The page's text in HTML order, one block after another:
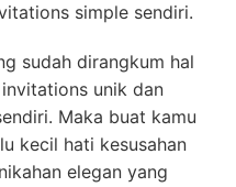
simple sendiri.
sudah dirangkum hal
unik dan
Maka buat kamu
kecil hati kesusahan
elegan yang